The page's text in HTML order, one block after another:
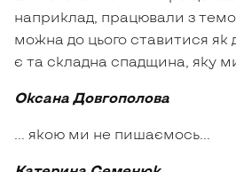
наприклад, працювали з
можна до цього ставитися як
є та складна спадщина, яку
Оксана Довгополова
… якою ми не пишаємось…